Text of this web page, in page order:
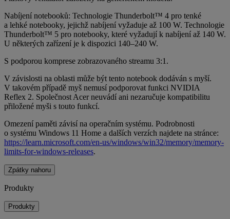
Nabíjení notebooků: Technologie Thunderbolt™ 4 pro tenké
a lehké notebooky, jejichž nabíjení vyžaduje až 100 W. Technologie
Thunderbolt™ 5 pro notebooky, které vyžadují k nabíjení až 140 W.
U některých zařízení je k dispozici 140–240 W.
S podporou komprese zobrazovaného streamu 3:1.
V závislosti na oblasti může být tento notebook dodáván s myší.
V takovém případě myš nemusí podporovat funkci NVIDIA
Reflex 2. Společnost Acer neuvádí ani nezaručuje kompatibilitu
přiložené myši s touto funkcí.
Omezení paměti závisí na operačním systému. Podrobnosti
o systému Windows 11 Home a dalších verzích najdete na stránce:
https://learn.microsoft.com/en-us/windows/win32/memory/memory-
limits-for-windows-releases.
Zpátky nahoru
Produkty
Produkty